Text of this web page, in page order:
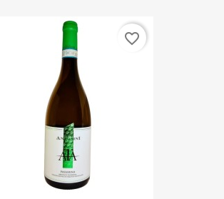
favorite_border